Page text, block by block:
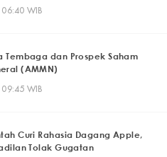
WIB
Tembaga dan Prospek Saham
(AMMN)
WIB
Curi Rahasia Dagang Apple,
Tolak Gugatan